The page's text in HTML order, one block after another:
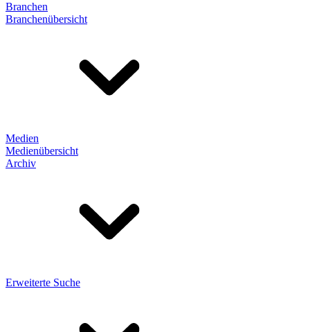
Branchen
Branchenübersicht
Medien
Medienübersicht
Archiv
Erweiterte Suche